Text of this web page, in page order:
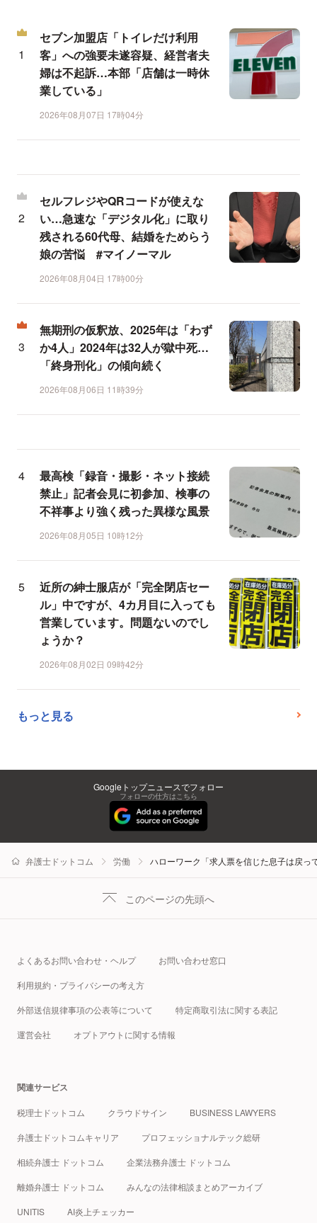
セブン加盟店「トイレだけ利用
客」への強要未遂容疑、経営者夫
婦は不起訴…本部「店舗は一時休
業している」
2026年08月07日 17時04分
セルフレジやQRコードが使えな
い…急速な「デジタル化」に取り
残される60代母、結婚をためらう
娘の苦悩 #マイノーマル
2026年08月04日 17時00分
無期刑の仮釈放、2025年は「わず
か4人」2024年は32人が獄中死…
「終身刑化」の傾向続く
2026年08月06日 11時39分
最高検「録音・撮影・ネット接続
禁止」記者会見に初参加、検事の
不祥事より強く残った異様な風景
2026年08月05日 10時12分
近所の紳士服店が「完全閉店セー
ル」中ですが、4カ月目に入っても
営業しています。問題ないのでし
ょうか？
2026年08月02日 09時42分
もっと見る
Googleトップニュースでフォロー
フォローの仕方はこちら
弁護士ドットコム 労働 ハローワーク「求人票を信じた息子は戻
このページの先頭へ
よくあるお問い合わせ・ヘルプ お問い合わせ窓口
利用規約・プライバシーの考え方
外部送信規律事項の公表等について 特定商取引法に関する表記
運営会社 オプトアウトに関する情報
関連サービス
税理士ドットコム クラウドサイン BUSINESS LAWYERS
弁護士ドットコムキャリア プロフェッショナルテック総研
相続弁護士 ドットコム 企業法務弁護士 ドットコム
離婚弁護士 ドットコム みんなの法律相談まとめアーカイブ
UNITIS AI炎上チェッカー